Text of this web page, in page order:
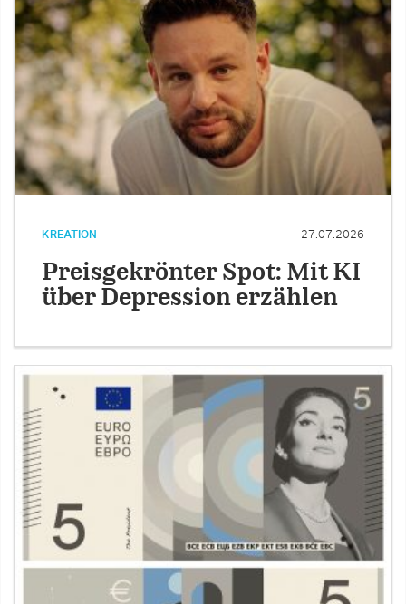
KREATION 27.07.2026
Preisgekrönter Spot: Mit KI
über Depression erzählen